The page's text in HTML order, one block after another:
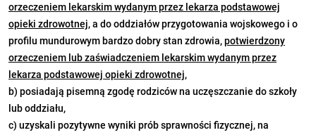
orzeczeniem lekarskim wydanym przez lekarza podstawowej
opieki zdrowotnej, a do oddziałów przygotowania wojskowego i o
profilu mundurowym bardzo dobry stan zdrowia,potwierdzony
orzeczeniem lub zaświadczeniem lekarskim wydanym przez
lekarza podstawowej opieki zdrowotnej,
b) posiadają pisemną zgodę rodziców na uczęszczanie do szkoły
lub oddziału,
c) uzyskali pozytywne wyniki prób sprawności fizycznej, na